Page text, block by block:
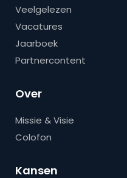
Veelgelezen
Vacatures
Jaarboek
Partnercontent
Over
Missie & Visie
Colofon
Kansen